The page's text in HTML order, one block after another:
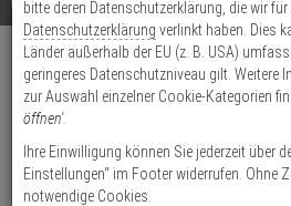
Sie
mindestens
Zeichen
ein,
um
Suche
noch
Kategorien
Suche
gestartet
ABUS Bravus.1000
Knaufzylinder
bitte deren Datenschutzerklärung, die wir
Datenschutzerklärung verlinkt haben. Dies
Länder außerhalb der EU (z. B. USA)
geringeres Datenschutzniveau gilt. Weitere
zur Auswahl einzelner Cookie-Kategorien
öffnen'.
Ihre Einwilligung können Sie jederzeit über
Einstellungen“ im Footer widerrufen. Ohne
notwendige Cookies.